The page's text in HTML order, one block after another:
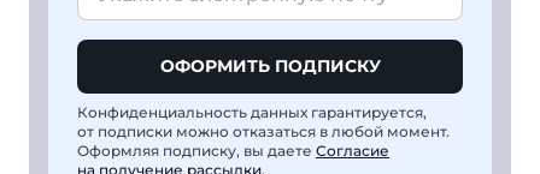
ОФОРМИТЬ ПОДПИСКУ
Конфиденциальность данных гарантируется,
от подписки можно отказаться в любой момент.
Оформляя подписку, вы даете Согласие
на получение рассылки.